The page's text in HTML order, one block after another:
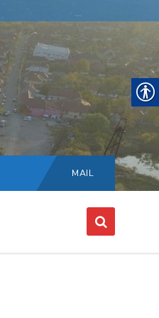
Choose
language:
MAIL